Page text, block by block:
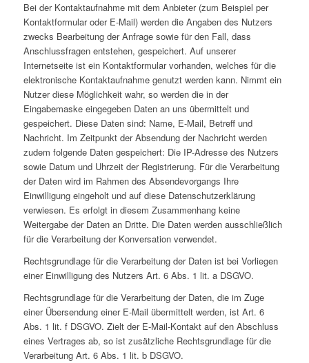
Bei der Kontaktaufnahme mit dem Anbieter (zum Beispiel per
Kontaktformular oder E-Mail) werden die Angaben des Nutzers
zwecks Bearbeitung der Anfrage sowie für den Fall, dass
Anschlussfragen entstehen, gespeichert. Auf unserer
Internetseite ist ein Kontaktformular vorhanden, welches für die
elektronische Kontaktaufnahme genutzt werden kann. Nimmt ein
Nutzer diese Möglichkeit wahr, so werden die in der
Eingabemaske eingegeben Daten an uns übermittelt und
gespeichert. Diese Daten sind: Name, E-Mail, Betreff und
Nachricht. Im Zeitpunkt der Absendung der Nachricht werden
zudem folgende Daten gespeichert: Die IP-Adresse des Nutzers
sowie Datum und Uhrzeit der Registrierung. Für die Verarbeitung
der Daten wird im Rahmen des Absendevorgangs Ihre
Einwilligung eingeholt und auf diese Datenschutzerklärung
verwiesen. Es erfolgt in diesem Zusammenhang keine
Weitergabe der Daten an Dritte. Die Daten werden ausschließlich
für die Verarbeitung der Konversation verwendet.
Rechtsgrundlage für die Verarbeitung der Daten ist bei Vorliegen
einer Einwilligung des Nutzers Art. 6 Abs. 1 lit. a DSGVO.
Rechtsgrundlage für die Verarbeitung der Daten, die im Zuge
einer Übersendung einer E-Mail übermittelt werden, ist Art. 6
Abs. 1 lit. f DSGVO. Zielt der E-Mail-Kontakt auf den Abschluss
eines Vertrages ab, so ist zusätzliche Rechtsgrundlage für die
Verarbeitung Art. 6 Abs. 1 lit. b DSGVO.